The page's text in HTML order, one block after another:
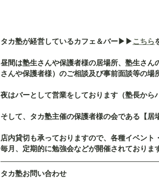
タカ塾が経営しているカフェ＆バー▶︎▶︎こちら
昼間は塾生さんや保護者様の居場所、塾生さ
さんや保護者様）のご相談及び事前面談等の場
夜はバーとして営業をしております（塾長から
そして、タカ塾主催の保護者様の会である【居
店内貸切も承っておりますので、各種イベント
毎月、定期的に勉強会などが開催されておりま
タカ塾お問い合わせ